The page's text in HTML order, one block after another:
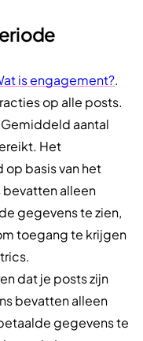
is engagement?.
op alle posts.
Gemiddeld aantal
Het
basis van het
bevatten alleen
gegevens te zien,
toegang te krijgen
dat je posts zijn
bevatten alleen
gegevens te